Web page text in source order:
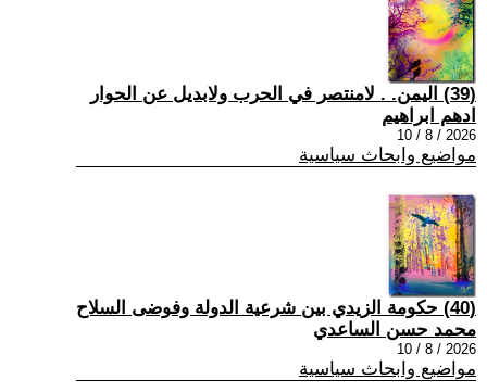
(39) اليمن. . لامنتصر في الحرب ولابديل عن الحوار
ادهم ابراهيم
2026 / 8 / 10
مواضيع وابحاث سياسية
(40) حكومة الزيدي بين شرعية الدولة وفوضى السلاح
محمد حسن الساعدي
2026 / 8 / 10
مواضيع وابحاث سياسية